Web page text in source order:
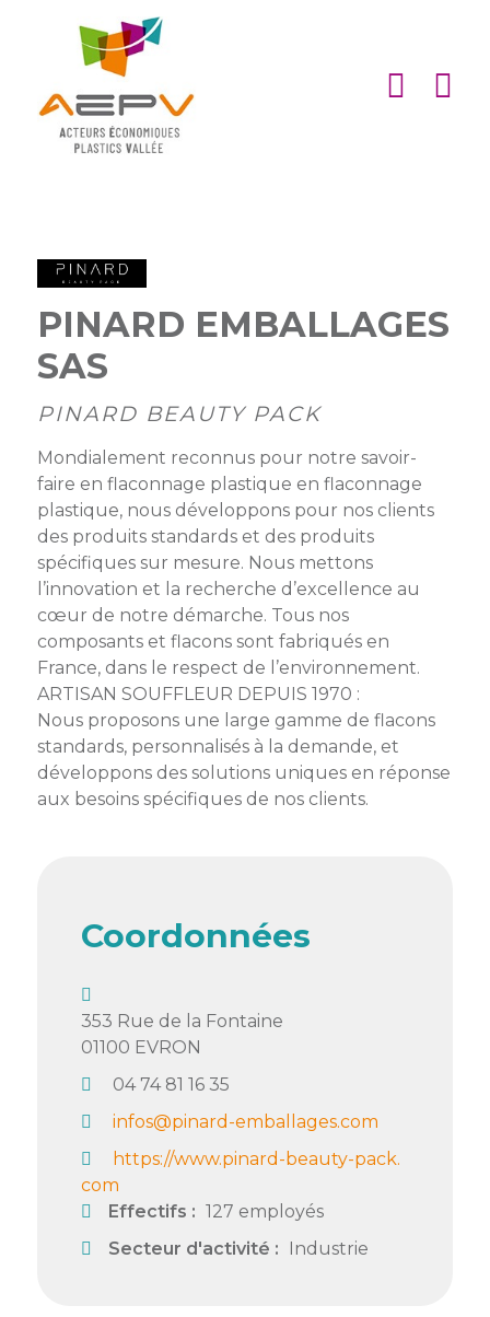
ACCUEIL
ASSOCIATION
et
d’entreprise
Ateliers
AEPV
intermédiaires
AEPV
au
féminin
inter-
Semaine
et
salons
Projets
Devenir
des
membres
Actualité
des
membres
de
l’adhérent
Industrie
Dispositifs
partenaires
Offres
privilèges
Proposer
une
offre
privilège
EMPLOI
ACTUALITÉS
L’AEPV
CONTACT
PINARD EMBALLAGES
SAS
PINARD BEAUTY PACK
Mondialement reconnus pour notre savoir-
faire en flaconnage plastique en flaconnage
plastique, nous développons pour nos clients
des produits standards et des produits
spécifiques sur mesure. Nous mettons
l’innovation et la recherche d’excellence au
cœur de notre démarche. Tous nos
composants et flacons sont fabriqués en
France, dans le respect de l’environnement.
ARTISAN SOUFFLEUR DEPUIS 1970 :
Nous proposons une large gamme de flacons
standards, personnalisés à la demande, et
développons des solutions uniques en réponse
aux besoins spécifiques de nos clients.
Coordonnées
353 Rue de la Fontaine
01100 EVRON
04 74 81 16 35
infos@pinard-emballages.com
https://www.pinard-beauty-pack.
com
Effectifs : 127 employés
Secteur d'activité :
Industrie
Cookies management panel